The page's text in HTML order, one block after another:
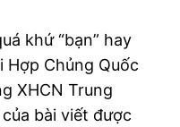
khứ “bạn” hay
Hợp Chủng Quốc
XHCN Trung
bài viết được